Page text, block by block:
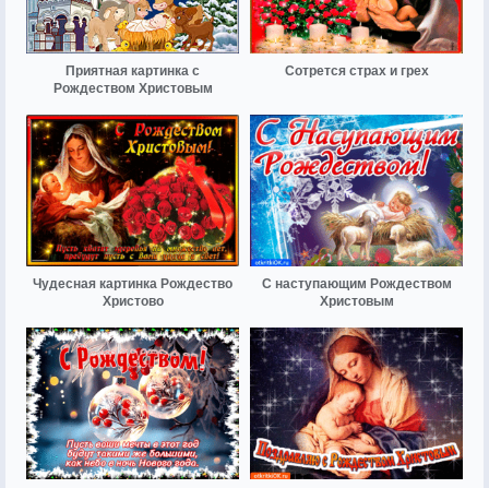
Приятная картинка с
Рождеством Христовым
Сотрется страх и грех
Чудесная картинка Рождество
Христово
С наступающим Рождеством
Христовым